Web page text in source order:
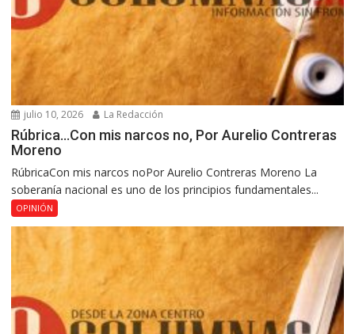
julio 10, 2026 La Redacción
Rúbrica…Con mis narcos no, Por Aurelio Contreras
Moreno
RúbricaCon mis narcos noPor Aurelio Contreras Moreno La
soberanía nacional es uno de los principios fundamentales...
OPINIÓN